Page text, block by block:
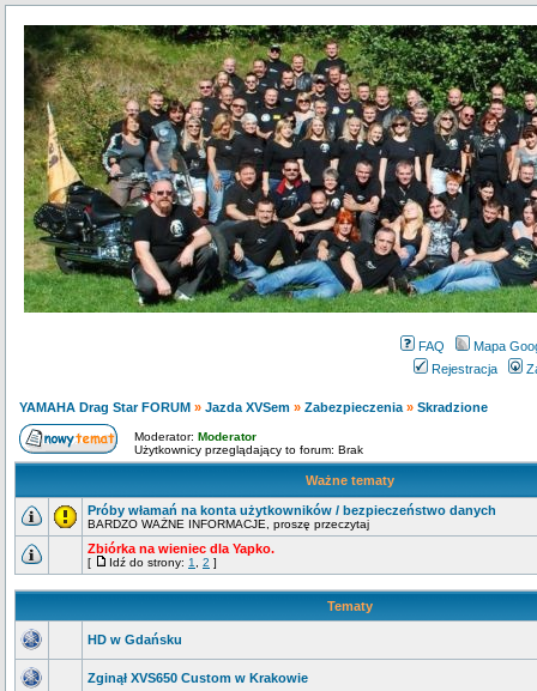
FAQ
Mapa
Rejestracja
YAMAHA Drag Star FORUM » Jazda XVSem » Zabezpieczenia » Skradzione
Moderator: Moderator
Użytkownicy przeglądający to forum: Brak
Ważne tematy
Próby włamań na konta użytkowników / bezpieczeństwo danych
BARDZO WAŻNE INFORMACJE, proszę przeczytaj
Zbiórka na wieniec dla Yapko.
[ Idź do strony: 1 2 ]
Tematy
HD w Gdańsku
Zginął XVS650 Custom w Krakowie